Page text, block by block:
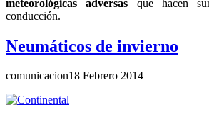
meteorológicas adversas que hacen
conducción.
Neumáticos de invierno
comunicacion18 Febrero 2014